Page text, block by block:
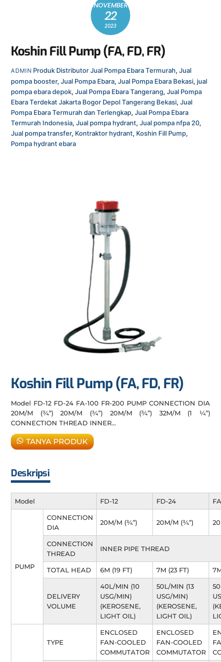
NOVEMBER
22
2023
Koshin Fill Pump (FA, FD, FR)
ADMIN Produk Distributor Jual Pompa Ebara Termurah,Jual
pompa booster,Jual Pompa Ebara,Jual Pompa Ebara Bekasi, jual
pompa ebara depok,Jual Pompa Ebara Tangerang,Jual Pompa
Ebara Terdekat Jakarta Bogor Depol Tangerang Bekasi,Jual
Pompa Ebara Termurah dan Terlengkap,Jual Pompa Ebara
Termurah Indonesia,Jual pompa hydrant,Jual pompa nfpa 20,
Jual pompa transfer, Kontraktor hydrant, Koshin Fill Pump,
Pompa hydrant ebara
Koshin Fill Pump (FA, FD, FR)
Model FD-12 FD-24 FA-100 FR-200 PUMP CONNECTION DIA
20M/M (¾”) 20M/M (¾”) 20M/M (¾”) 32M/M (1 ¼”)
CONNECTION THREAD INNER…
TANYA PRODUK
Deskripsi
Model FD-12 FD-24
PUMP
CONNECTION
DIA
20M/M (¾”) 20M/M (¾”)
CONNECTION
THREAD
INNER PIPE THREAD
TOTAL HEAD 6M (19 FT) 7M (23 FT)
DELIVERY
VOLUME
40L/MIN (10
USG/MIN)
(KEROSENE,
LIGHT OIL)
50L/MIN (13
USG/MIN)
(KEROSENE,
LIGHT OIL)
TYPE
ENCLOSED
FAN-COOLED
COMMUTATOR
ENCLOSED
FAN-COOLED
COMMUTATOR